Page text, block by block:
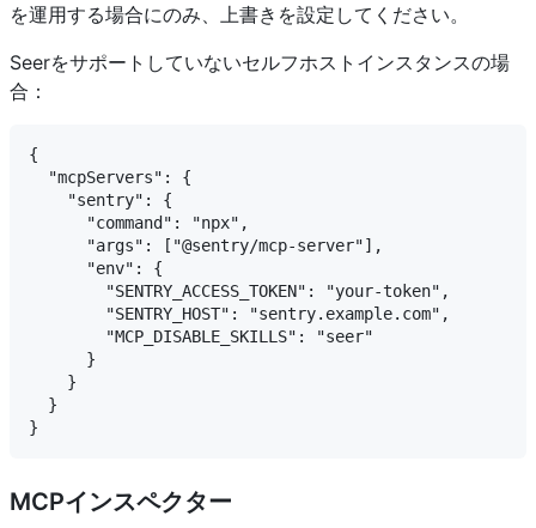
を運用する場合にのみ、上書きを設定してください。
Seerをサポートしていないセルフホストインスタンスの場
合：
{
  "mcpServers": {
    "sentry": {
      "command": "npx",
      "args": ["@sentry/mcp-server"],
      "env": {
        "SENTRY_ACCESS_TOKEN": "your-token",
        "SENTRY_HOST": "sentry.example.com",
        "MCP_DISABLE_SKILLS": "seer"
      }
    }
  }
MCPインスペクター